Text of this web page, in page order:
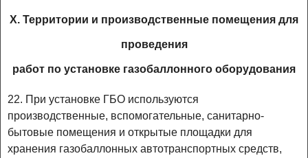
X. Территории и производственные помещения для
проведения
работ по установке газобаллонного оборудования
22. При установке ГБО используются
производственные, вспомогательные, санитарно-
бытовые помещения и открытые площадки для
хранения газобаллонных автотранспортных средств,